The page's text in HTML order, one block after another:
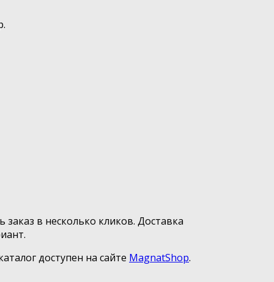
в несколько кликов. Доставка
доступен на сайте MagnatShop.